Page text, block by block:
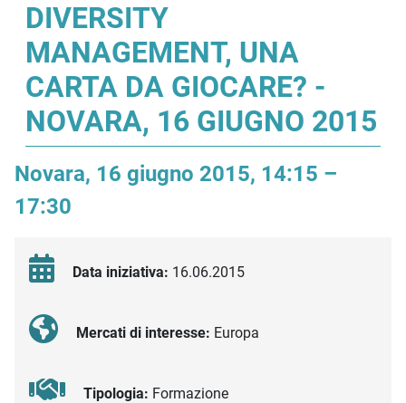
DIVERSITY
MANAGEMENT, UNA
CARTA DA GIOCARE? -
NOVARA, 16 GIUGNO 2015
Novara, 16 giugno 2015, 14:15 –
17:30
Data iniziativa: 16.06.2015
Mercati di interesse: Europa
Tipologia: Formazione